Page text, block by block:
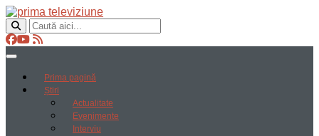
Prima pagină
Știri
Actualitate
Evenimente
Interviu